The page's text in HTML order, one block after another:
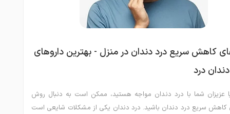
کاهش سریع درد دندان در منزل - بهترین داروهای
درد
عزیزان شما با درد دندان مواجه هستید، ممکن است به دنبال روش
کاهش سریع درد دندان باشید. درد دندان یکی از مشکلات شایعی است